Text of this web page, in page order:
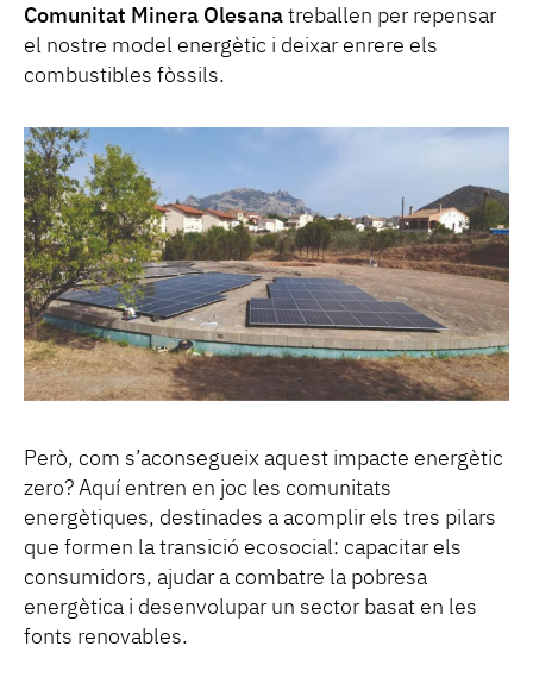
Comunitat Minera Olesana treballen per repensar
el nostre model energètic i deixar enrere els
combustibles fòssils.
Però, com s’aconsegueix aquest impacte energètic
zero? Aquí entren en joc les comunitats
energètiques, destinades a acomplir els tres pilars
que formen la transició ecosocial: capacitar els
consumidors, ajudar a combatre la pobresa
energètica i desenvolupar un sector basat en les
fonts renovables.